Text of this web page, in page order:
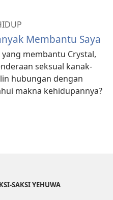
Membantu Saya
membantu Crystal,
seksual kanak-
hubungan dengan
makna kehidupannya?
SAKSI YEHUWA